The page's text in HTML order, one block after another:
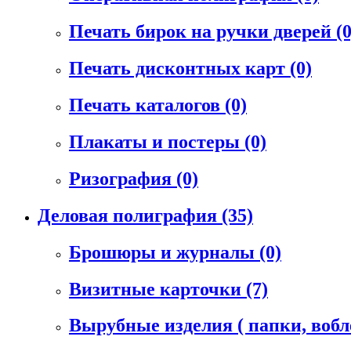
Печать бирок на ручки дверей
Печать дисконтных карт (0)
Печать каталогов (0)
Плакаты и постеры (0)
Ризография (0)
Деловая полиграфия (35)
Брошюры и журналы (0)
Визитные карточки (7)
Вырубные изделия ( папки,